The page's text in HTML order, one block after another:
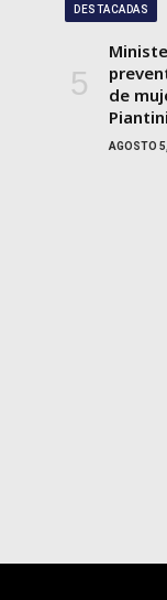
DESTACADAS
de
Piantini
AGOSTO